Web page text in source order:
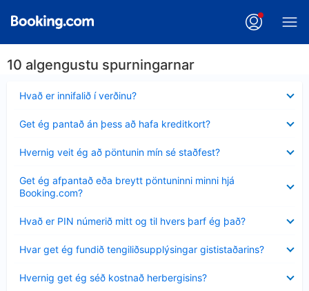
10 algengustu spurningarnar
Hvað er innifalið í verðinu?
sýnt
Get ég pantað án þess að hafa kreditkort?
sýnt
Hvernig veit ég að pöntunin mín sé staðfest?
sýnt
Get ég afpantað eða breytt pöntuninni minni hjá
Booking.com?
sýnt
Hvað er PIN númerið mitt og til hvers þarf ég það?
sýnt
Hvar get ég fundið tengiliðsupplýsingar gististaðarins?
sýnt
Hvernig get ég séð kostnað herbergisins?
sýnt